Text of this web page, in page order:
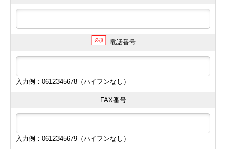
必須 電話番号
入力例：0612345678（ハイフンなし）
FAX番号
入力例：0612345679（ハイフンなし）